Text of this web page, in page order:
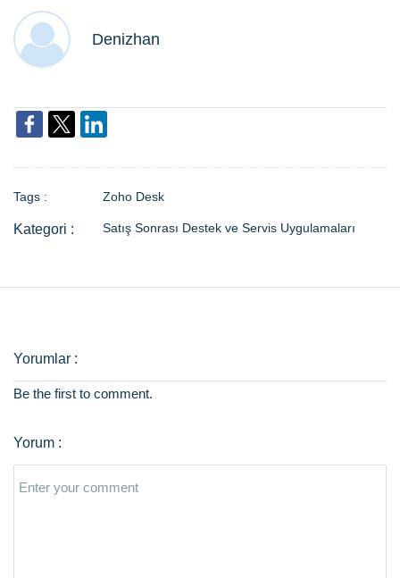
Denizhan
Tags : Zoho Desk
Satış Sonrası Destek ve Servis Uygulamaları
Be the first to comment.